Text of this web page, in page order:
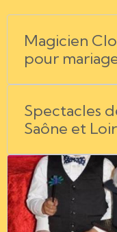
Magicien Close up et
pour
Spectacles
Saône et
Rhône